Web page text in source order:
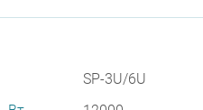
SP-3U/6U